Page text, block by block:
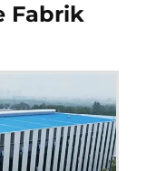
Fabrik